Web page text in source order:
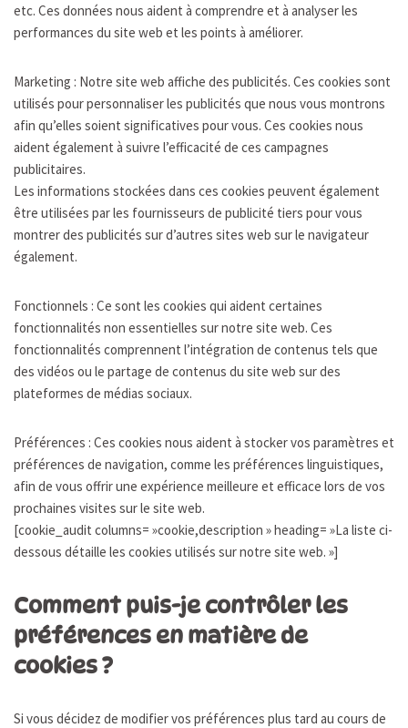
etc. Ces données nous aident à comprendre et à analyser les
performances du site web et les points à améliorer.
Marketing : Notre site web affiche des publicités. Ces cookies sont
utilisés pour personnaliser les publicités que nous vous montrons
afin qu’elles soient significatives pour vous. Ces cookies nous
aident également à suivre l’efficacité de ces campagnes
publicitaires.
Les informations stockées dans ces cookies peuvent également
être utilisées par les fournisseurs de publicité tiers pour vous
montrer des publicités sur d’autres sites web sur le navigateur
également.
Fonctionnels : Ce sont les cookies qui aident certaines
fonctionnalités non essentielles sur notre site web. Ces
fonctionnalités comprennent l’intégration de contenus tels que
des vidéos ou le partage de contenus du site web sur des
plateformes de médias sociaux.
Préférences : Ces cookies nous aident à stocker vos paramètres et
préférences de navigation, comme les préférences linguistiques,
afin de vous offrir une expérience meilleure et efficace lors de vos
prochaines visites sur le site web.
[cookie_audit columns= »cookie,description » heading= »La liste ci-
dessous détaille les cookies utilisés sur notre site web. »]
Comment puis-je contrôler les
préférences en matière de
cookies ?
Si vous décidez de modifier vos préférences plus tard au cours de